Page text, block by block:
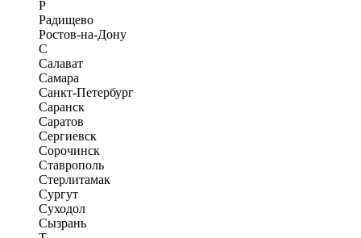
Р
Радищево
Ростов-на-Дону
С
Салават
Самара
Санкт-Петербург
Саранск
Саратов
Сергиевск
Сорочинск
Ставрополь
Стерлитамак
Сургут
Суходол
Сызрань